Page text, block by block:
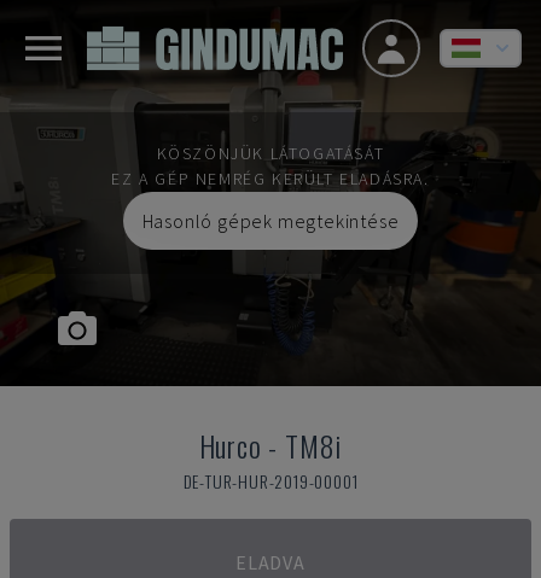
KÖSZÖNJÜK LÁTOGATÁSÁT
EZ A GÉP NEMRÉG KERÜLT ELADÁSRA.
Hasonló gépek megtekintése
Hurco - TM8i
DE-TUR-HUR-2019-00001
ELADVA